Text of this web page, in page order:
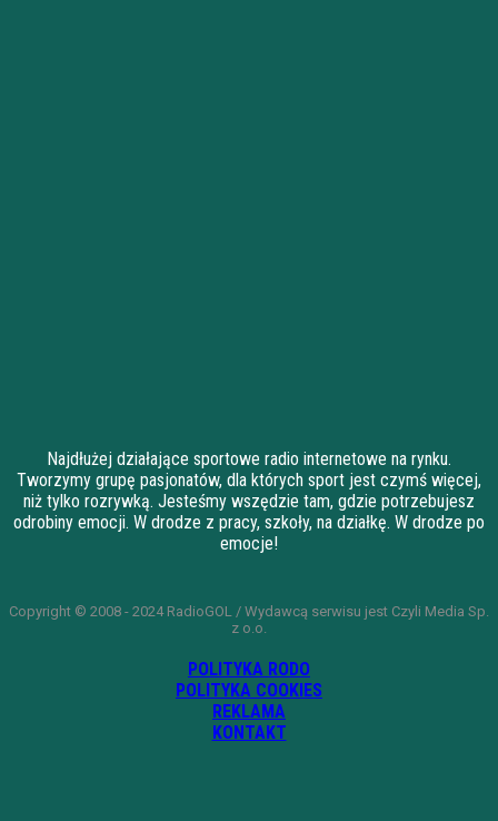
Najdłużej działające sportowe radio internetowe na rynku.
Tworzymy grupę pasjonatów, dla których sport jest czymś więcej,
niż tylko rozrywką. Jesteśmy wszędzie tam, gdzie potrzebujesz
odrobiny emocji. W drodze z pracy, szkoły, na działkę. W drodze po
emocje!
Copyright © 2008 - 2024 RadioGOL / Wydawcą serwisu jest Czyli Media Sp.
z o.o.
POLITYKA RODO
POLITYKA COOKIES
REKLAMA
KONTAKT